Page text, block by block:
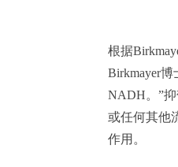
根据
Birkmayer
NADH。”
或任何其他
作用。